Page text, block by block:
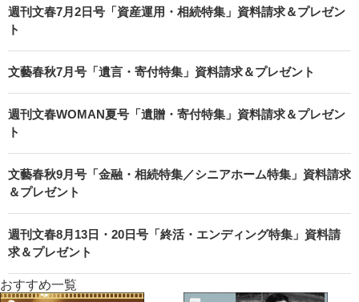
週刊文春7月2日号「資産運用・相続特集」資料請求＆プレゼン
ト
文藝春秋7月号「遺言・寄付特集」資料請求＆プレゼント
週刊文春WOMAN夏号「遺贈・寄付特集」資料請求＆プレゼン
ト
文藝春秋9月号「金融・相続特集／シニアホーム特集」資料請求
＆プレゼント
週刊文春8月13日・20日号「終活・エンディング特集」資料請
求＆プレゼント
おすすめ一覧